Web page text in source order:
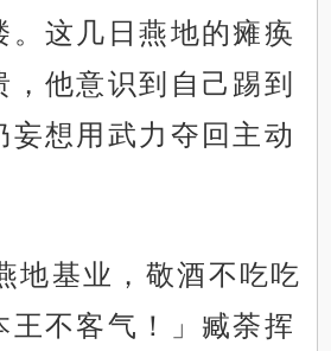
。这几日燕地的瘫痪
，他意识到自己踢到
妄想用武力夺回主动
地基业，敬酒不吃吃
王不客气！」臧荼挥